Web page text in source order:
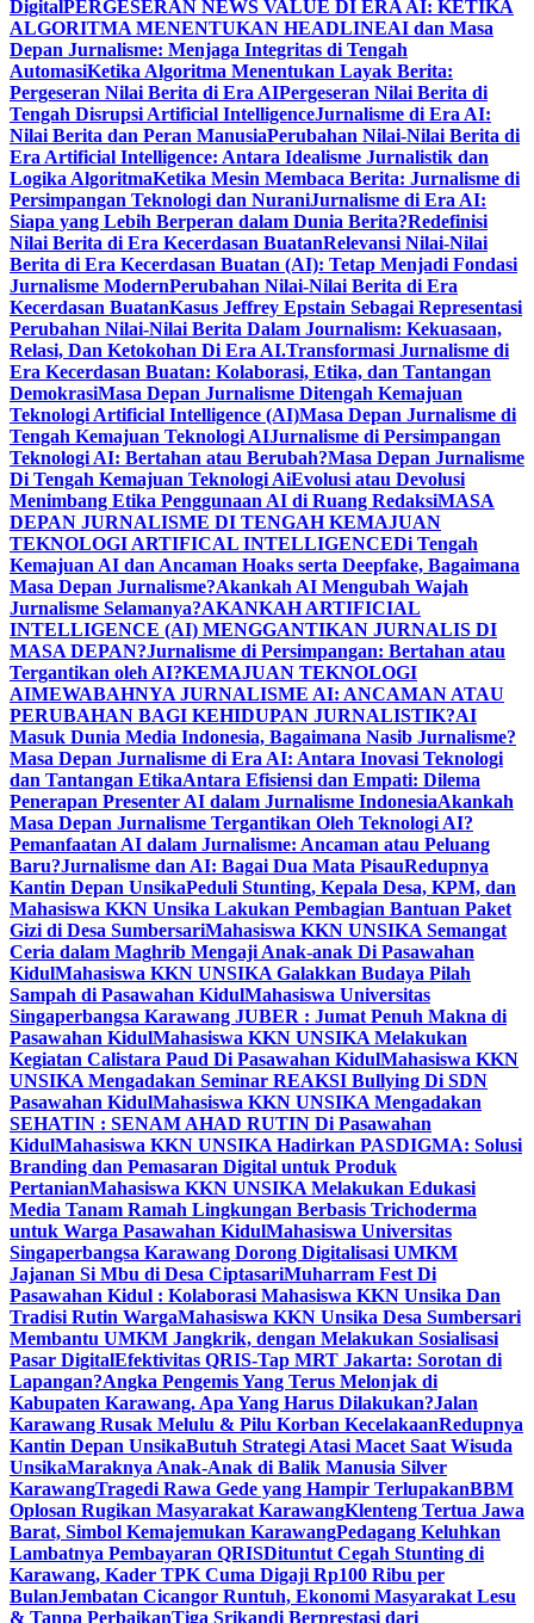
DigitalPERGESERAN NEWS VALUE DI ERA AI: KETIKA
ALGORITMA MENENTUKAN HEADLINEAI dan Masa
Depan Jurnalisme: Menjaga Integritas di Tengah
AutomasiKetika Algoritma Menentukan Layak Berita:
Pergeseran Nilai Berita di Era AIPergeseran Nilai Berita di
Tengah Disrupsi Artificial IntelligenceJurnalisme di Era AI:
Nilai Berita dan Peran ManusiaPerubahan Nilai-Nilai Berita di
Era Artificial Intelligence: Antara Idealisme Jurnalistik dan
Logika AlgoritmaKetika Mesin Membaca Berita: Jurnalisme di
Persimpangan Teknologi dan NuraniJurnalisme di Era AI:
Siapa yang Lebih Berperan dalam Dunia Berita?Redefinisi
Nilai Berita di Era Kecerdasan BuatanRelevansi Nilai-Nilai
Berita di Era Kecerdasan Buatan (AI): Tetap Menjadi Fondasi
Jurnalisme ModernPerubahan Nilai-Nilai Berita di Era
Kecerdasan BuatanKasus Jeffrey Epstain Sebagai Representasi
Perubahan Nilai-Nilai Berita Dalam Journalism: Kekuasaan,
Relasi, Dan Ketokohan Di Era AI.Transformasi Jurnalisme di
Era Kecerdasan Buatan: Kolaborasi, Etika, dan Tantangan
DemokrasiMasa Depan Jurnalisme Ditengah Kemajuan
Teknologi Artificial Intelligence (AI)Masa Depan Jurnalisme di
Tengah Kemajuan Teknologi AIJurnalisme di Persimpangan
Teknologi AI: Bertahan atau Berubah?Masa Depan Jurnalisme
Di Tengah Kemajuan Teknologi AiEvolusi atau Devolusi
Menimbang Etika Penggunaan AI di Ruang RedaksiMASA
DEPAN JURNALISME DI TENGAH KEMAJUAN
TEKNOLOGI ARTIFICAL INTELLIGENCEDi Tengah
Kemajuan AI dan Ancaman Hoaks serta Deepfake, Bagaimana
Masa Depan Jurnalisme?Akankah AI Mengubah Wajah
Jurnalisme Selamanya?AKANKAH ARTIFICIAL
INTELLIGENCE (AI) MENGGANTIKAN JURNALIS DI
MASA DEPAN?Jurnalisme di Persimpangan: Bertahan atau
Tergantikan oleh AI?KEMAJUAN TEKNOLOGI
AIMEWABAHNYA JURNALISME AI: ANCAMAN ATAU
PERUBAHAN BAGI KEHIDUPAN JURNALISTIK?AI
Masuk Dunia Media Indonesia, Bagaimana Nasib Jurnalisme?
Masa Depan Jurnalisme di Era AI: Antara Inovasi Teknologi
dan Tantangan EtikaAntara Efisiensi dan Empati: Dilema
Penerapan Presenter AI dalam Jurnalisme IndonesiaAkankah
Masa Depan Jurnalisme Tergantikan Oleh Teknologi AI?
Pemanfaatan AI dalam Jurnalisme: Ancaman atau Peluang
Baru?Jurnalisme dan AI: Bagai Dua Mata PisauRedupnya
Kantin Depan UnsikaPeduli Stunting, Kepala Desa, KPM, dan
Mahasiswa KKN Unsika Lakukan Pembagian Bantuan Paket
Gizi di Desa SumbersariMahasiswa KKN UNSIKA Semangat
Ceria dalam Maghrib Mengaji Anak-anak Di Pasawahan
KidulMahasiswa KKN UNSIKA Galakkan Budaya Pilah
Sampah di Pasawahan KidulMahasiswa Universitas
Singaperbangsa Karawang JUBER : Jumat Penuh Makna di
Pasawahan KidulMahasiswa KKN UNSIKA Melakukan
Kegiatan Calistara Paud Di Pasawahan KidulMahasiswa KKN
UNSIKA Mengadakan Seminar REAKSI Bullying Di SDN
Pasawahan KidulMahasiswa KKN UNSIKA Mengadakan
SEHATIN : SENAM AHAD RUTIN Di Pasawahan
KidulMahasiswa KKN UNSIKA Hadirkan PASDIGMA: Solusi
Branding dan Pemasaran Digital untuk Produk
PertanianMahasiswa KKN UNSIKA Melakukan Edukasi
Media Tanam Ramah Lingkungan Berbasis Trichoderma
untuk Warga Pasawahan KidulMahasiswa Universitas
Singaperbangsa Karawang Dorong Digitalisasi UMKM
Jajanan Si Mbu di Desa CiptasariMuharram Fest Di
Pasawahan Kidul : Kolaborasi Mahasiswa KKN Unsika Dan
Tradisi Rutin WargaMahasiswa KKN Unsika Desa Sumbersari
Membantu UMKM Jangkrik, dengan Melakukan Sosialisasi
Pasar DigitalEfektivitas QRIS-Tap MRT Jakarta: Sorotan di
Lapangan?Angka Pengemis Yang Terus Melonjak di
Kabupaten Karawang. Apa Yang Harus Dilakukan?Jalan
Karawang Rusak Melulu & Pilu Korban KecelakaanRedupnya
Kantin Depan UnsikaButuh Strategi Atasi Macet Saat Wisuda
UnsikaMaraknya Anak-Anak di Balik Manusia Silver
KarawangTragedi Rawa Gede yang Hampir TerlupakanBBM
Oplosan Rugikan Masyarakat KarawangKlenteng Tertua Jawa
Barat, Simbol Kemajemukan KarawangPedagang Keluhkan
Lambatnya Pembayaran QRISDituntut Cegah Stunting di
Karawang, Kader TPK Cuma Digaji Rp100 Ribu per
BulanJembatan Cicangor Runtuh, Ekonomi Masyarakat Lesu
& Tanpa PerbaikanTiga Srikandi Berprestasi dari